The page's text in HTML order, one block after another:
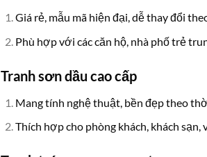
Giá rẻ, mẫu mã hiện đại, dễ thay đổi
Phù hợp với các căn hộ, nhà phố trẻ
Tranh sơn dầu cao cấp
Mang tính nghệ thuật, bền đẹp theo
Thích hợp cho phòng khách, khách sạn,